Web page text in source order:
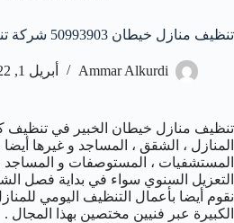
تنظيف منازل خيطان 50993903‬ شركة تنظيف شقق وفلل
Ammar Alkurdi أبريل 1, 2022
تنظيف منازل خيطان الخبير في تنظيف
المنازل ، الشقق ، المساجد و غيرها أيضا
المستشفيات ، المستوصفات و المساجد
التعزيل السنوي سواء في بداية فصل
نقوم أيضا بأعمال التنظيف اليومي
الكبيرة عبر فنيين مختصين بهذا المجال .